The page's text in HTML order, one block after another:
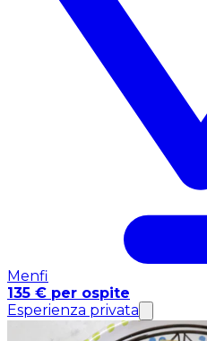
Menfi
135 € per ospite
Esperienza privata